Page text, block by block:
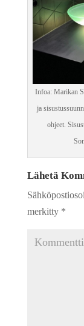
Infoa: Marikan
ja
ohjeet.
Lähetä
merkitty *